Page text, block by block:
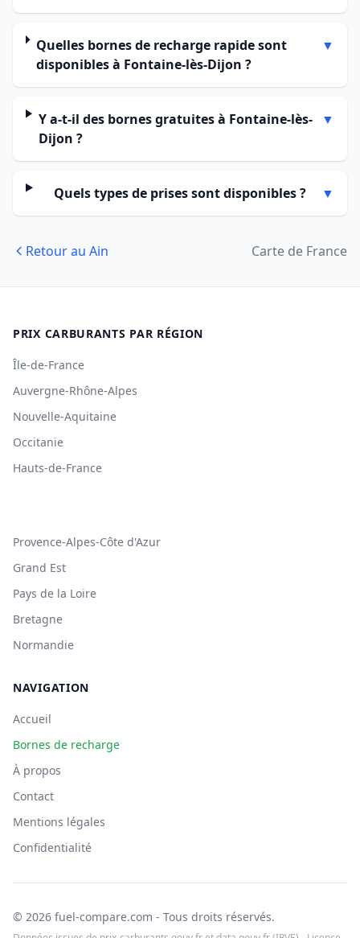
Quelles bornes de recharge rapide sont
disponibles à Fontaine-lès-Dijon ?
▼
Y a-t-il des bornes gratuites à Fontaine-lès-
Dijon ?
▼
Quels types de prises sont disponibles ? ▼
Retour au Ain Carte de France
PRIX CARBURANTS PAR RÉGION
Île-de-France
Auvergne-Rhône-Alpes
Nouvelle-Aquitaine
Occitanie
Hauts-de-France
Provence-Alpes-Côte d'Azur
Grand Est
Pays de la Loire
Bretagne
Normandie
NAVIGATION
Accueil
Bornes de recharge
À propos
Contact
Mentions légales
Confidentialité
© 2026 fuel-compare.com - Tous droits réservés.